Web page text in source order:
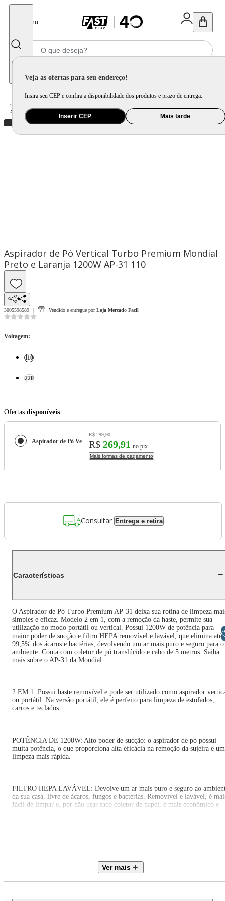
Menu
Veja as ofertas para seu endereço!
Insira seu CEP e confira a disponibilidade dos produtos e prazo de entrega.
Inserir CEP Mais tarde
Home
Aspirador de Pó Vertical Turbo Premium Mondial Preto e Laranja 1200W AP-31
Aspirador de Pó Vertical Turbo Premium Mondial
Preto e Laranja 1200W AP-31 110
3005598589 Vendido e entregue por Loja Mercado Facil
Voltagem:
110
220
Ofertas disponíveis
Aspirador de Pó Vertical Turbo Premium Mondial Preto e Laranja 1200W AP-31
R$ 299,90
R$ 269,91 no pix
Mais formas de pagamento
Consultar Entrega e retira
Características
O Aspirador de Pó Turbo Premium AP-31 deixa sua rotina de limpeza
simples e eficaz. Modelo 2 em 1, com a remoção da haste, permite sua
utilização no modo portátil ou vertical. Possui 1200W de potência para
maior poder de sucção e filtro HEPA removível e lavável, que elimina até
99,5% dos ácaros e bactérias, devolvendo um ar mais puro e seguro para o
ambiente. Conta com coletor de pó translúcido e cabo de 5 metros. Saiba
mais sobre o AP-31 da Mondial:
2 EM 1: Possui haste removível e pode ser utilizado como aspirador
ou portátil. Na versão portátil, ele é perfeito para limpeza de estofados,
carros e teclados.
POTÊNCIA DE 1200W: Alto poder de sucção: o aspirador de pó possui
muita potência, o que proporciona alta eficácia na remoção da sujeira e
limpeza mais rápida.
FILTRO HEPA LAVÁVEL: Devolve um ar mais puro e seguro ao
da sua casa, livre de ácaros, fungos e bactérias. Removível e lavável, é
fácil de limpar e, por não usar saco coletor de papel, é mais econômico e
Ver mais
Libras